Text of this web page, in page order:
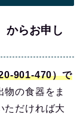
からお申し
901-470）で
物の食器をま
ただければ大